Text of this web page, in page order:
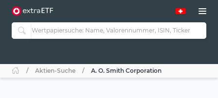
Aktien-Suche A. O. Smith Corporation